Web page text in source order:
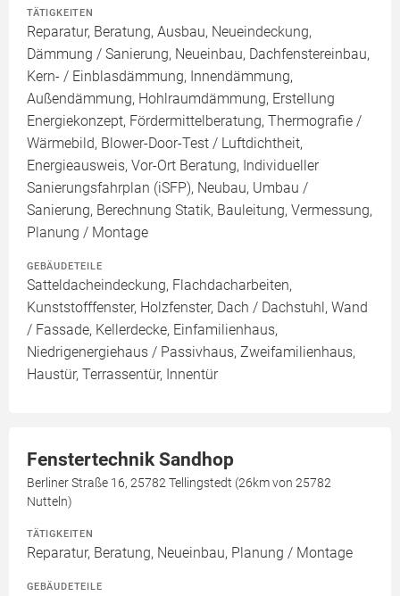
TÄTIGKEITEN
Reparatur, Beratung, Ausbau, Neueindeckung,
Dämmung / Sanierung, Neueinbau, Dachfenstereinbau,
Kern- / Einblasdämmung, Innendämmung,
Außendämmung, Hohlraumdämmung, Erstellung
Energiekonzept, Fördermittelberatung, Thermografie /
Wärmebild, Blower-Door-Test / Luftdichtheit,
Energieausweis, Vor-Ort Beratung, Individueller
Sanierungsfahrplan (iSFP), Neubau, Umbau /
Sanierung, Berechnung Statik, Bauleitung, Vermessung,
Planung / Montage
GEBÄUDETEILE
Satteldacheindeckung, Flachdacharbeiten,
Kunststofffenster, Holzfenster, Dach / Dachstuhl, Wand
/ Fassade, Kellerdecke, Einfamilienhaus,
Niedrigenergiehaus / Passivhaus, Zweifamilienhaus,
Haustür, Terrassentür, Innentür
Fenstertechnik Sandhop
Berliner Straße 16, 25782 Tellingstedt (26km von 25782
Nutteln)
TÄTIGKEITEN
Reparatur, Beratung, Neueinbau, Planung / Montage
GEBÄUDETEILE